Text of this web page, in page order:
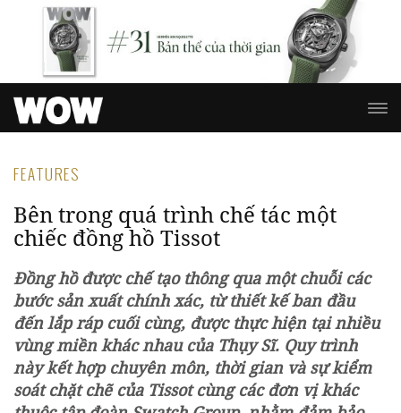
FEATURES
Bên trong quá trình chế tác một
chiếc đồng hồ Tissot
Đồng hồ được chế tạo thông qua một chuỗi các
bước sản xuất chính xác, từ thiết kế ban đầu
đến lắp ráp cuối cùng, được thực hiện tại nhiều
vùng miền khác nhau của Thụy Sĩ. Quy trình
này kết hợp chuyên môn, thời gian và sự kiểm
soát chặt chẽ của Tissot cùng các đơn vị khác